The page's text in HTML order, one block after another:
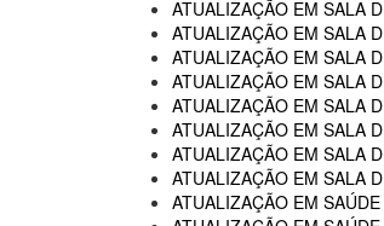
ATUALIZAÇÃO EM SALA
ATUALIZAÇÃO EM SALA
ATUALIZAÇÃO EM SALA
ATUALIZAÇÃO EM SALA
ATUALIZAÇÃO EM SALA
ATUALIZAÇÃO EM SALA
ATUALIZAÇÃO EM SALA
ATUALIZAÇÃO EM SALA
ATUALIZAÇÃO EM